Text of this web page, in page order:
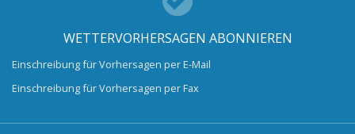
WETTERVORHERSAGEN ABONNIEREN
Einschreibung für Vorhersagen per E-Mail
Einschreibung für Vorhersagen per Fax